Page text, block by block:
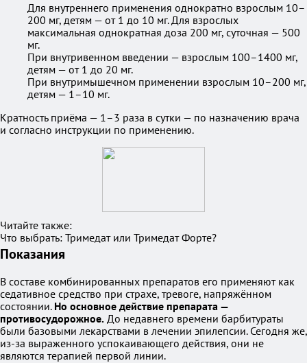
Для внутреннего применения однократно взрослым 10–
200 мг, детям — от 1 до 10 мг. Для взрослых
максимальная однократная доза 200 мг, суточная — 500
мг.
При внутривенном введении — взрослым 100–1400 мг,
детям — от 1 до 20 мг.
При внутримышечном применении взрослым 10–200 мг,
детям — 1–10 мг.
Кратность приёма — 1–3 раза в сутки — по назначению врача
и согласно инструкции по применению.
Читайте также:
Что выбрать: Тримедат или Тримедат Форте?
Показания
В составе комбинированных препаратов его применяют как
седативное средство при страхе, тревоге, напряжённом
состоянии. Но основное действие препарата —
противосудорожное. До недавнего времени барбитураты
были базовыми лекарствами в лечении эпилепсии. Сегодня же,
из-за выраженного успокаивающего действия, они не
являются терапией первой линии.